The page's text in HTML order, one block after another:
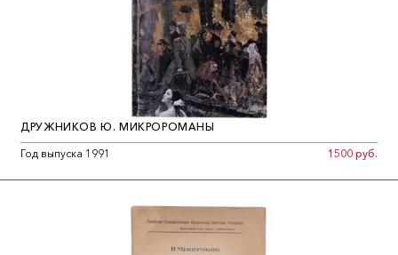
ДРУЖНИКОВ Ю. МИКРОРОМАНЫ
Год выпуска 1991
1500 руб.